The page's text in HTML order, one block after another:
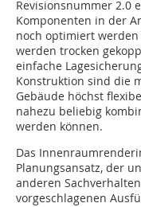
Revisionsnummer 2.0
Komponenten in der
noch optimiert
werden trocken
einfache
Konstruktion sind die
Gebäude höchst
nahezu beliebig
werden können.
Das
Planungsansatz, der
anderen
vorgeschlagenen